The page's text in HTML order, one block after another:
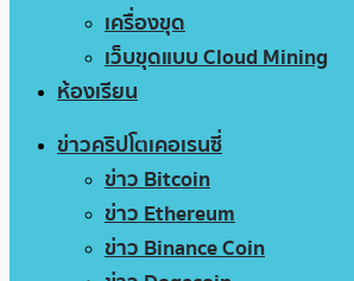
เครื่องขุด
เว็บขุดแบบ Cloud Mining
ห้องเรียน
ข่าวคริปโตเคอเรนซี่
ข่าว Bitcoin
ข่าว Ethereum
ข่าว Binance Coin